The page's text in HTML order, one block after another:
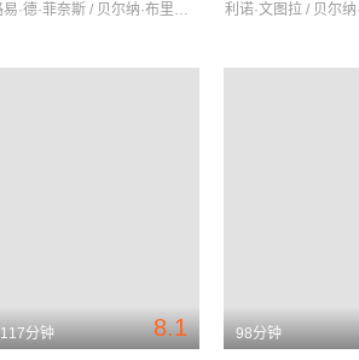
路易·德·菲奈斯 / 贝尔纳·布里埃 / 韦朗第洛·维朗迪尼
8.1
117分钟 98分钟